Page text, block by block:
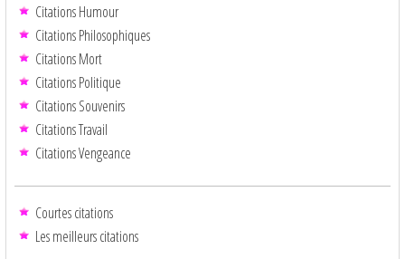
Citations Humour
Citations Philosophiques
Citations Mort
Citations Politique
Citations Souvenirs
Citations Travail
Citations Vengeance
Courtes citations
Les meilleurs citations